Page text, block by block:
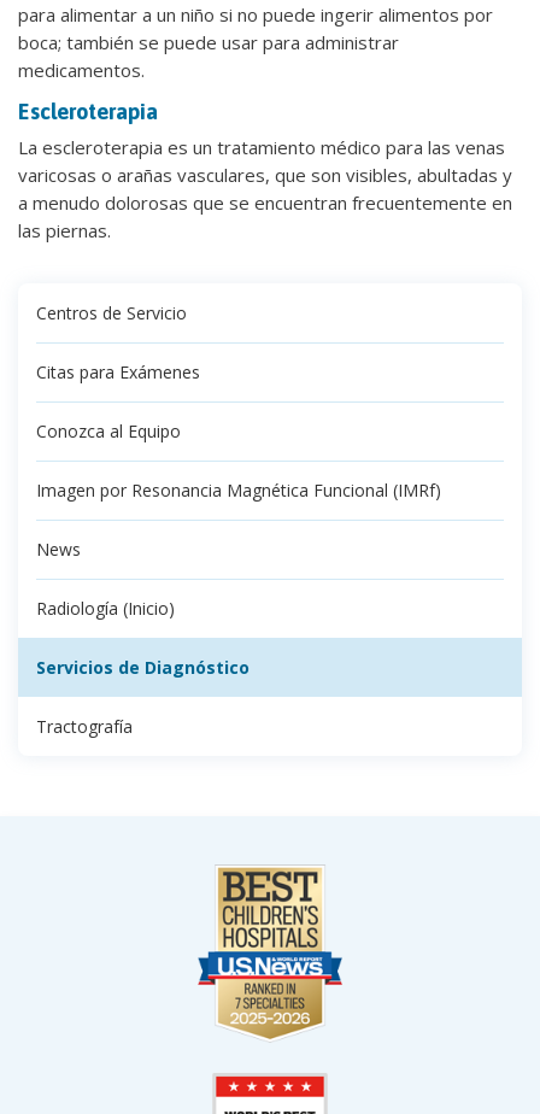
para alimentar a un niño si no puede ingerir alimentos por
boca; también se puede usar para administrar
medicamentos.
Escleroterapia
La escleroterapia es un tratamiento médico para las venas
varicosas o arañas vasculares, que son visibles, abultadas y
a menudo dolorosas que se encuentran frecuentemente en
las piernas.
Centros de Servicio
Citas para Exámenes
Conozca al Equipo
Imagen por Resonancia Magnética Funcional (IMRf)
News
Radiología (Inicio)
Servicios de Diagnóstico
Tractografía